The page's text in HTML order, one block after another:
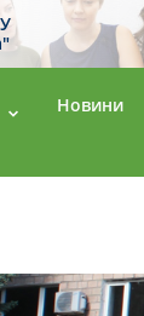
Новини